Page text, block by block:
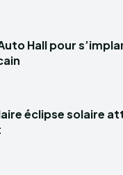
Hall pour
éclipse solaire